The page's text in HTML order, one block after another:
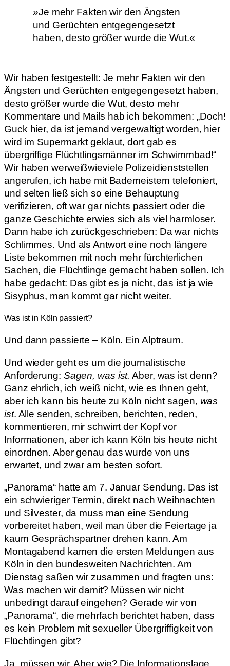
»Je mehr Fakten wir den Ängsten
und Gerüchten entgegengesetzt
haben, desto größer wurde die Wut.«
Wir haben festgestellt: Je mehr Fakten wir den
Ängsten und Gerüchten entgegengesetzt haben,
desto größer wurde die Wut, desto mehr
Kommentare und Mails hab ich bekommen: „Doch!
Guck hier, da ist jemand vergewaltigt worden, hier
wird im Supermarkt geklaut, dort gab es
übergriffige Flüchtlingsmänner im Schwimmbad!“
Wir haben werweißwieviele Polizeidienststellen
angerufen, ich habe mit Bademeistern telefoniert,
und selten ließ sich so eine Behauptung
verifizieren, oft war gar nichts passiert oder die
ganze Geschichte erwies sich als viel harmloser.
Dann habe ich zurückgeschrieben: Da war nichts
Schlimmes. Und als Antwort eine noch längere
Liste bekommen mit noch mehr fürchterlichen
Sachen, die Flüchtlinge gemacht haben sollen. Ich
habe gedacht: Das gibt es ja nicht, das ist ja wie
Sisyphus, man kommt gar nicht weiter.
Was ist in Köln passiert?
Und dann passierte – Köln. Ein Alptraum.
Und wieder geht es um die journalistische
Anforderung: Sagen, was ist. Aber, was ist denn?
Ganz ehrlich, ich weiß nicht, wie es Ihnen geht,
aber ich kann bis heute zu Köln nicht sagen, was
ist. Alle senden, schreiben, berichten, reden,
kommentieren, mir schwirrt der Kopf vor
Informationen, aber ich kann Köln bis heute nicht
einordnen. Aber genau das wurde von uns
erwartet, und zwar am besten sofort.
„Panorama“ hatte am 7. Januar Sendung. Das ist
ein schwieriger Termin, direkt nach Weihnachten
und Silvester, da muss man eine Sendung
vorbereitet haben, weil man über die Feiertage ja
kaum Gesprächspartner drehen kann. Am
Montagabend kamen die ersten Meldungen aus
Köln in den bundesweiten Nachrichten. Am
Dienstag saßen wir zusammen und fragten uns:
Was machen wir damit? Müssen wir nicht
unbedingt darauf eingehen? Gerade wir von
„Panorama“, die mehrfach berichtet haben, dass
es kein Problem mit sexueller Übergriffigkeit von
Flüchtlingen gibt?
Ja, müssen wir. Aber wie? Die Informationslage